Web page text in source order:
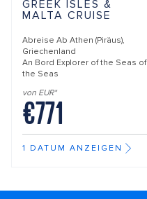
GREEK ISLES &
MALTA CRUISE
Abreise Ab Athen (Piräus),
Griechenland
An Bord Explorer of the Seas of
the Seas
von EUR*
€771
1 DATUM ANZEIGEN